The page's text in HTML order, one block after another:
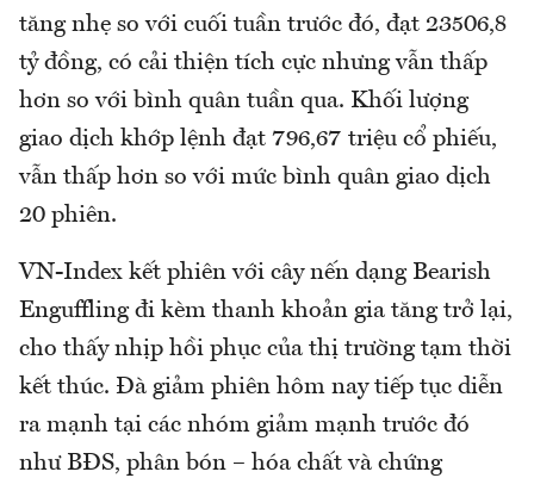
tăng nhẹ so với cuối tuần trước đó, đạt 23506,8
tỷ đồng, có cải thiện tích cực nhưng vẫn thấp
hơn so với bình quân tuần qua. Khối lượng
giao dịch khớp lệnh đạt 796,67 triệu cổ phiếu,
vẫn thấp hơn so với mức bình quân giao dịch
20 phiên.
VN-Index kết phiên với cây nến dạng Bearish
Enguffling đi kèm thanh khoản gia tăng trở lại,
cho thấy nhịp hồi phục của thị trường tạm thời
kết thúc. Đà giảm phiên hôm nay tiếp tục diễn
ra mạnh tại các nhóm giảm mạnh trước đó
như BĐS, phân bón – hóa chất và chứng